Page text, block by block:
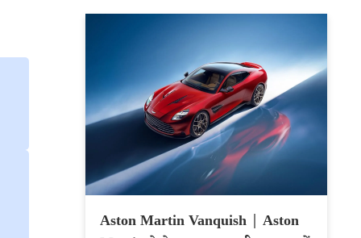
Aston Martin Vanquish | Aston